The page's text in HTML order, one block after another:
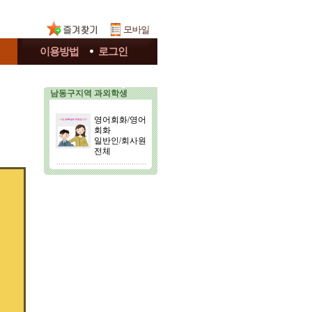
이용방법 로그인
남동구지역 과외학생
영어회화/영어
회화
일반인/회사원
전체